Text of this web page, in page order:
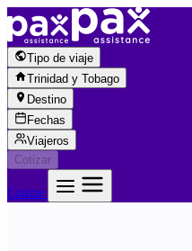
Saltar al contenido
Tipo de viaje
Trinidad y Tobago
Destino
Fechas
Viajeros
Cotizar
Cotizar